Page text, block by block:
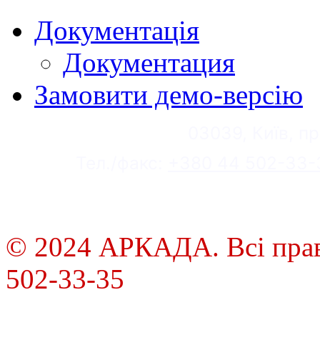
Документація
Документация
Замовити демо-версію
© 2024 АРКАДА. Всі
502-33-35